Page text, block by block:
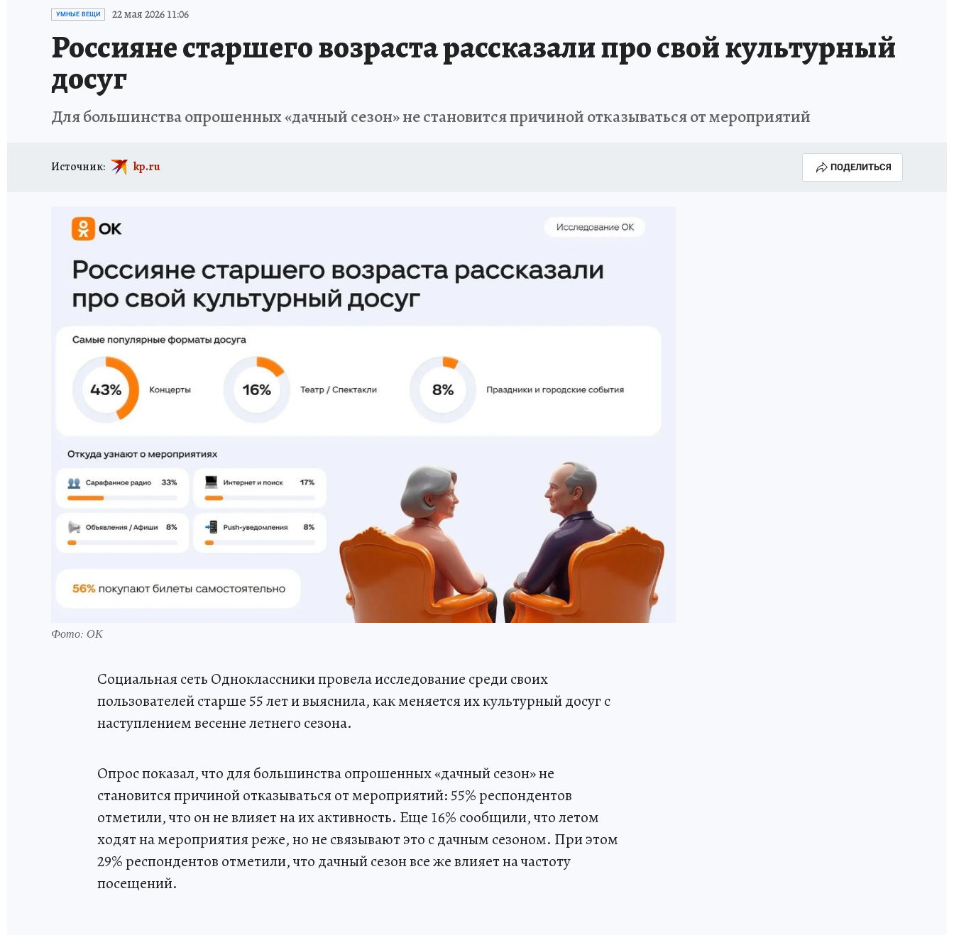
ПЕТЕРБУРГСКАЯ СТРОЙКА
УМНЫЕ ВЕЩИ 22 мая 2026 11:06
Россияне старшего возраста рассказали про свой культурный
досуг
Для большинства опрошенных «дачный сезон» не становится причиной отказываться от мероприятий
Источник: kp.ru ПОДЕЛИТЬСЯ
Фото: ОК
Социальная сеть Одноклассники провела исследование среди своих
пользователей старше 55 лет и выяснила, как меняется их культурный досуг с
наступлением весенне летнего сезона.
Опрос показал, что для большинства опрошенных «дачный сезон» не
становится причиной отказываться от мероприятий: 55% респондентов
отметили, что он не влияет на их активность. Еще 16% сообщили, что летом
ходят на мероприятия реже, но не связывают это с дачным сезоном. При этом
29% респондентов отметили, что дачный сезон все же влияет на частоту
посещений.